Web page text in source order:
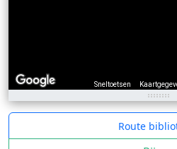
Sneltoetsen
Route